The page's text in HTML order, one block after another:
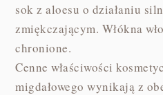
sok z aloesu o działaniu
zmiękczającym. Włókna
chronione.
Cenne właściwości
migdałowego wynikają z